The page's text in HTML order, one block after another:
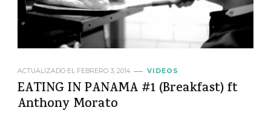
ACTUALIZADO EL FEBRERO 3, 2014 VIDEOS
EATING IN PANAMA #1 (Breakfast) ft
Anthony Morato